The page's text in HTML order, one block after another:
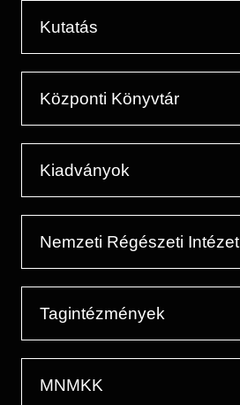
Kutatás
Központi Könyvtár
Kiadványok
Nemzeti Régészeti Intézet
Tagintézmények
MNMKK